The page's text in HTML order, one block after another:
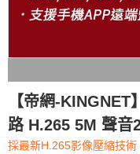
【帝網-
路 H.265 5M 聲音
採最新H.265影像壓縮技